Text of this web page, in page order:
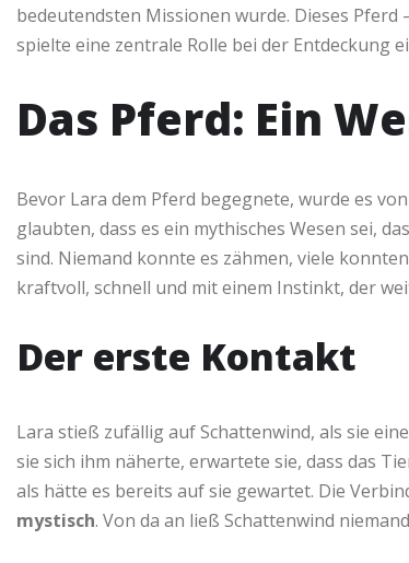
bedeutendsten Missionen wurde. Dieses
spielte eine zentrale Rolle bei der Entdeckung
Das Pferd: Ein
Bevor Lara dem Pferd begegnete, wurde es
glaubten, dass es ein mythisches Wesen sei,
sind. Niemand konnte es zähmen, viele
kraftvoll, schnell und mit einem Instinkt, der
Der erste Kontakt
Lara stieß zufällig auf Schattenwind, als sie
sie sich ihm näherte, erwartete sie, dass das
als hätte es bereits auf sie gewartet. Die
mystisch. Von da an ließ Schattenwind